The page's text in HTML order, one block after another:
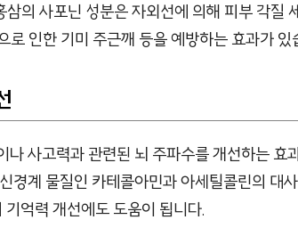
삼의 사포닌 성분은 자외선에 의해 피부 각질
로 인한 기미 주근깨 등을 예방하는 효과가 있
나 사고력과 관련된 뇌 주파수를 개선하는 효
경계 물질인 카테콜아민과 아세틸콜린의 대
억력 개선에도 도움이 됩니다.